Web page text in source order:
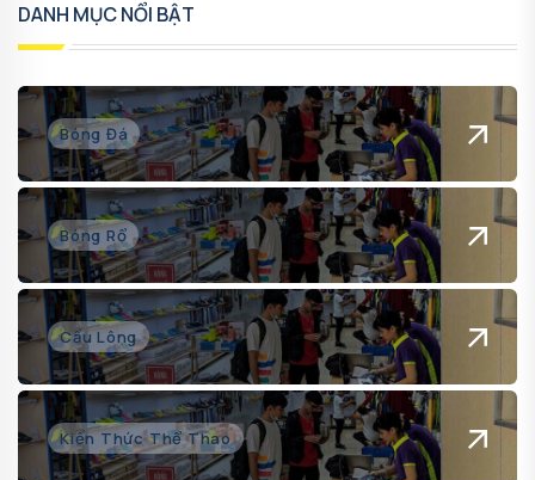
DANH MỤC NỔI BẬT
Bóng Đá
Bóng Rổ
Cầu Lông
Kiến Thức Thể Thao